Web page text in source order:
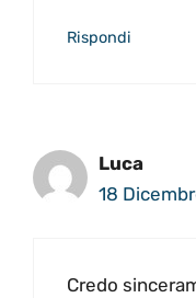
Rispondi
Luca
18
Credo